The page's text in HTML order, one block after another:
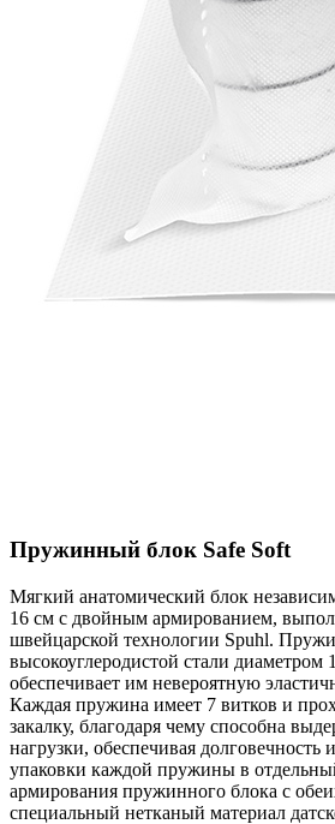
Пружинный блок Safe Soft
Мягкий анатомический блок
16 см с двойным армированием,
швейцарской технологии Spuhl.
высокоуглеродистой стали диаметром
обеспечивает им невероятную
Каждая пружина имеет 7 витков и
закалку, благодаря чему способна
нагрузки, обеспечивая долговечность
упаковки каждой пружины в
армирования пружинного блока с
специальный нетканый материал